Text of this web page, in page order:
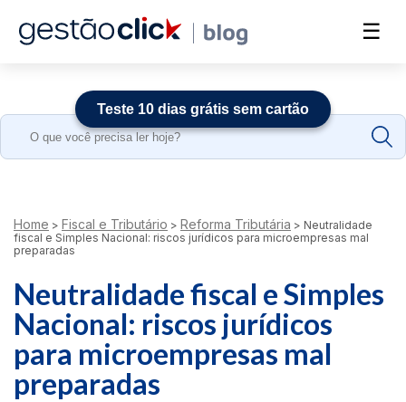
☰
Search
Home > Fiscal e Tributário > Reforma Tributária > Neutralidade
fiscal e Simples Nacional: riscos jurídicos para microempresas mal
preparadas
Neutralidade fiscal e Simples
Nacional: riscos jurídicos
para microempresas mal
preparadas
Teste 10 dias grátis sem cartão